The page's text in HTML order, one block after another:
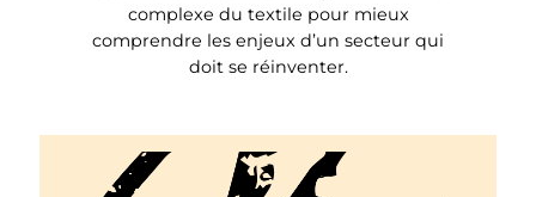
complexe du textile pour mieux
comprendre les enjeux d’un secteur qui
doit se réinventer.